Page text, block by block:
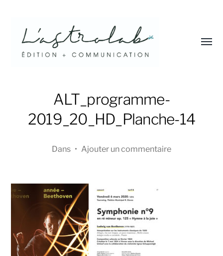
ALT_programme-
2019_20_HD_Planche-14
Dans • Ajouter un commentaire